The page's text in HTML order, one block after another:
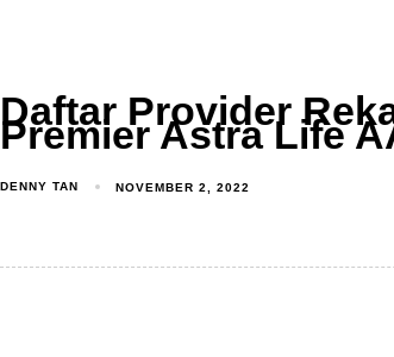
Daftar Provider
Premier Astra Life
DENNY TAN NOVEMBER 2, 2022